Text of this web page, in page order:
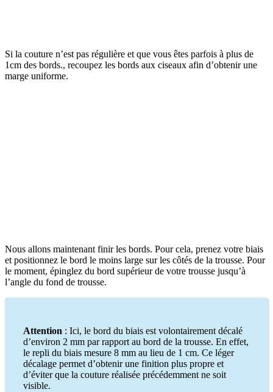
Si la couture n’est pas régulière et que vous êtes parfois à plus de
1cm des bords., recoupez les bords aux ciseaux afin d’obtenir une
marge uniforme.
Nous allons maintenant finir les bords. Pour cela, prenez votre biais
et positionnez le bord le moins large sur les côtés de la trousse. Pour
le moment, épinglez du bord supérieur de votre trousse jusqu’à
l’angle du fond de trousse.
Attention : Ici, le bord du biais est volontairement décalé
d’environ 2 mm par rapport au bord de la trousse. En effet,
le repli du biais mesure 8 mm au lieu de 1 cm. Ce léger
décalage permet d’obtenir une finition plus propre et
d’éviter que la couture réalisée précédemment ne soit
visible.